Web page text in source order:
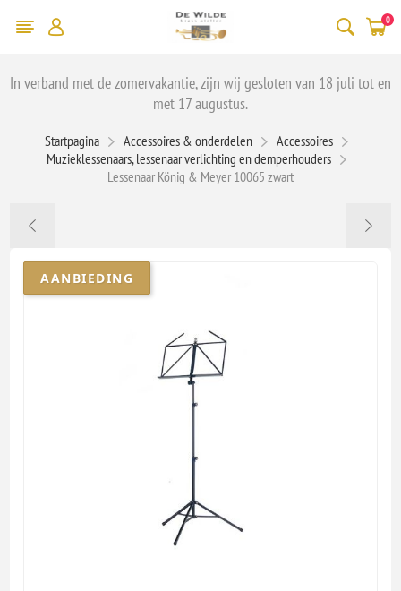
0
In verband met de zomervakantie, zijn wij gesloten van 18 juli tot en
met 17 augustus.
Startpagina Accessoires & onderdelen
Accessoires
Muzieklessenaars, lessenaar verlichting en demperhouders
Lessenaar König & Meyer 10065 zwart
AANBIEDING